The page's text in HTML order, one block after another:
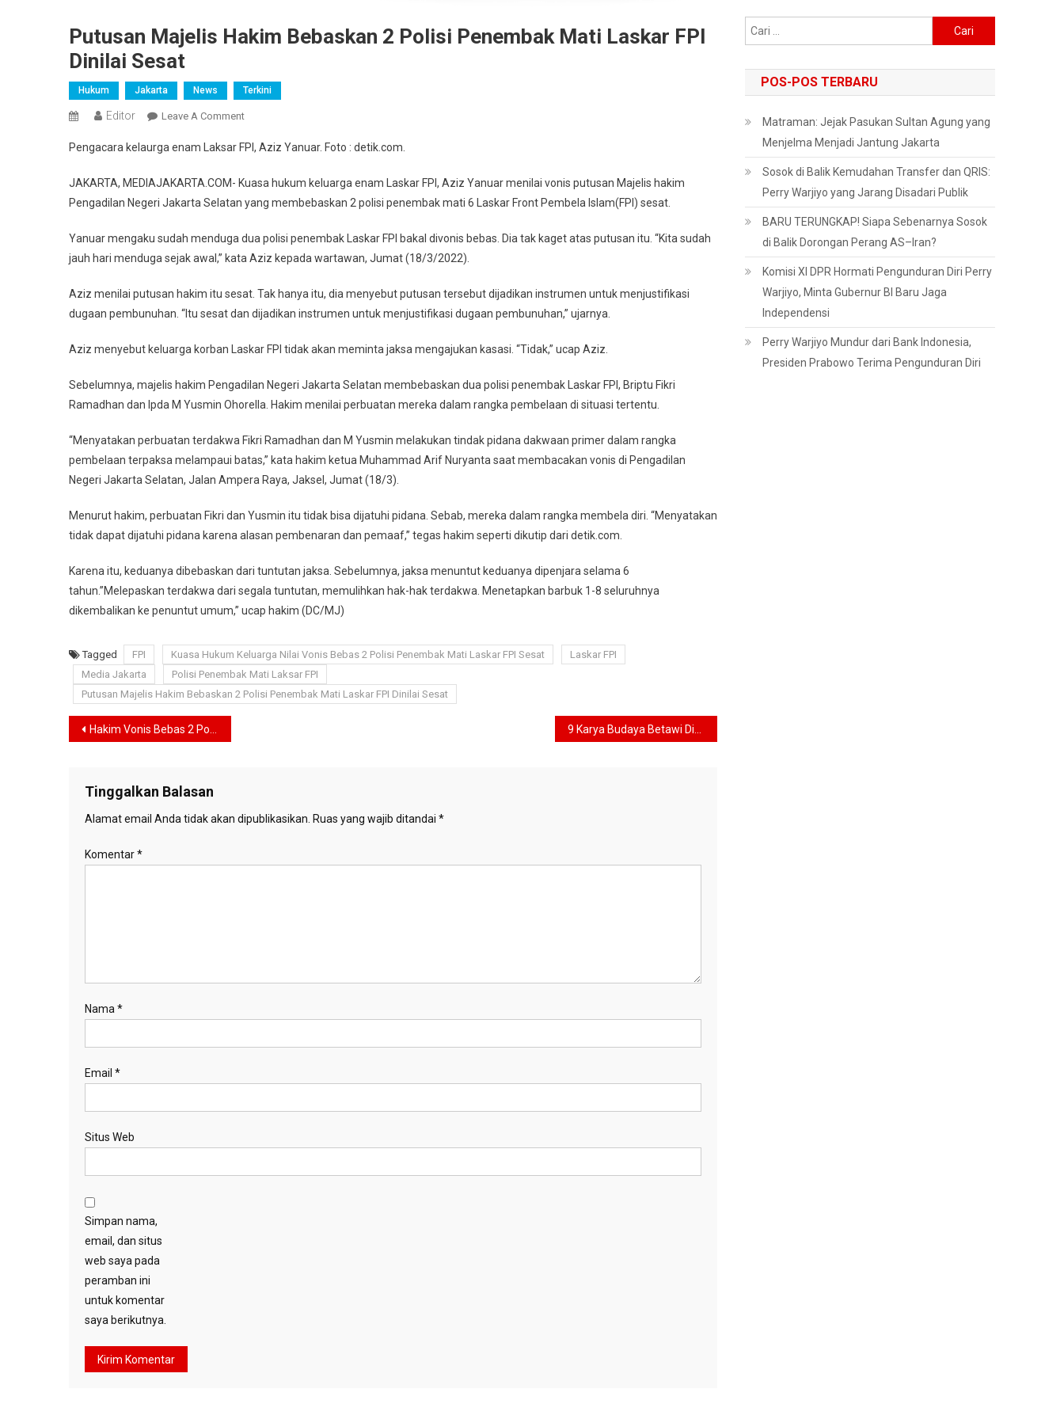
Putusan Majelis Hakim Bebaskan 2 Polisi Penembak Mati Laskar FPI
Dinilai Sesat
Hukum Jakarta News Terkini
Editor Leave A CommentOn
Majelis
Bebaskan
2
Penembak
Mati
FPI
Dinilai
Pengacara kelaurga enam Laksar FPI, Aziz Yanuar. Foto : detik.com.
JAKARTA, MEDIAJAKARTA.COM- Kuasa hukum keluarga enam Laskar FPI, Aziz Yanuar menilai vonis putusan Majelis hakim
Pengadilan Negeri Jakarta Selatan yang membebaskan 2 polisi penembak mati 6 Laskar Front Pembela Islam(FPI) sesat.
Yanuar mengaku sudah menduga dua polisi penembak Laskar FPI bakal divonis bebas. Dia tak kaget atas putusan itu. “Kita sudah
jauh hari menduga sejak awal,” kata Aziz kepada wartawan, Jumat (18/3/2022).
Aziz menilai putusan hakim itu sesat. Tak hanya itu, dia menyebut putusan tersebut dijadikan instrumen untuk menjustifikasi
dugaan pembunuhan. “Itu sesat dan dijadikan instrumen untuk menjustifikasi dugaan pembunuhan,” ujarnya.
Aziz menyebut keluarga korban Laskar FPI tidak akan meminta jaksa mengajukan kasasi. “Tidak,” ucap Aziz.
Sebelumnya, majelis hakim Pengadilan Negeri Jakarta Selatan membebaskan dua polisi penembak Laskar FPI, Briptu Fikri
Ramadhan dan Ipda M Yusmin Ohorella. Hakim menilai perbuatan mereka dalam rangka pembelaan di situasi tertentu.
“Menyatakan perbuatan terdakwa Fikri Ramadhan dan M Yusmin melakukan tindak pidana dakwaan primer dalam rangka
pembelaan terpaksa melampaui batas,” kata hakim ketua Muhammad Arif Nuryanta saat membacakan vonis di Pengadilan
Negeri Jakarta Selatan, Jalan Ampera Raya, Jaksel, Jumat (18/3).
Menurut hakim, perbuatan Fikri dan Yusmin itu tidak bisa dijatuhi pidana. Sebab, mereka dalam rangka membela diri. “Menyatakan
tidak dapat dijatuhi pidana karena alasan pembenaran dan pemaaf,” tegas hakim seperti dikutip dari detik.com.
Karena itu, keduanya dibebaskan dari tuntutan jaksa. Sebelumnya, jaksa menuntut keduanya dipenjara selama 6
tahun.”Melepaskan terdakwa dari segala tuntutan, memulihkan hak-hak terdakwa. Menetapkan barbuk 1-8 seluruhnya
dikembalikan ke penuntut umum,” ucap hakim (DC/MJ)
Tagged FPI Kuasa Hukum Keluarga Nilai Vonis Bebas 2 Polisi Penembak Mati Laskar FPI Sesat
Laskar FPI
Media Jakarta
Polisi Penembak Mati Laksar FPI
Putusan Majelis Hakim Bebaskan 2 Polisi Penembak Mati Laskar FPI Dinilai Sesat
Navigasi
Hakim Vonis Bebas 2 Polisi Penembak Mati 6 Orang Laskar FPI
Tinggalkan Balasan
Alamat email Anda tidak akan dipublikasikan. Ruas yang wajib ditandai *
Komentar*
Nama *
Email *
Situs Web
Simpan nama,
email, dan situs
web saya pada
peramban ini
untuk komentar
saya berikutnya.
untuk:
POS-POS TERBARU
Matraman: Jejak Pasukan Sultan Agung yang
Menjelma Menjadi Jantung Jakarta
Sosok di Balik Kemudahan Transfer dan QRIS:
Perry Warjiyo yang Jarang Disadari Publik
BARU TERUNGKAP! Siapa Sebenarnya Sosok
di Balik Dorongan Perang AS–Iran?
Komisi XI DPR Hormati Pengunduran Diri Perry
Warjiyo, Minta Gubernur BI Baru Jaga
Independensi
Perry Warjiyo Mundur dari Bank Indonesia,
Presiden Prabowo Terima Pengunduran Diri